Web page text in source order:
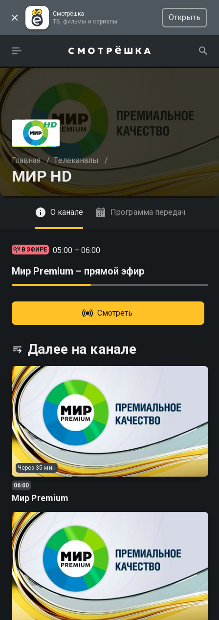
Смотрёшка
ТВ, фильмы и сериалы
Открыть
Главная / Телеканалы /
МИР HD
Смотреть
О канале Программа передач
В ЭФИРЕ 05:00 – 06:00
Мир Premium – прямой эфир
Смотреть
Далее на канале
Через 35 мин
06:00
Мир Premium